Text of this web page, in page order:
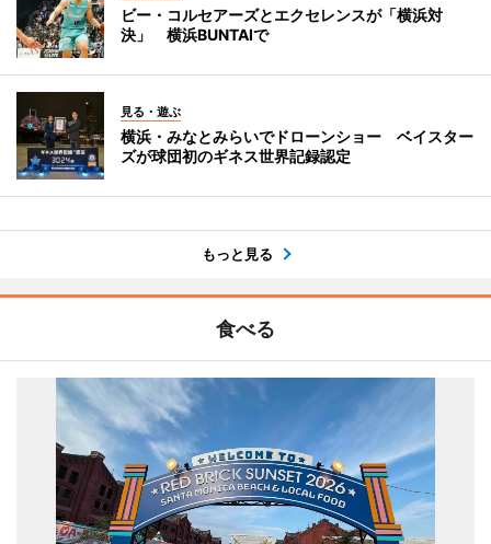
ビー・コルセアーズとエクセレンスが「横浜対
決」 横浜BUNTAIで
見る・遊ぶ
横浜・みなとみらいでドローンショー ベイスター
ズが球団初のギネス世界記録認定
もっと見る
食べる